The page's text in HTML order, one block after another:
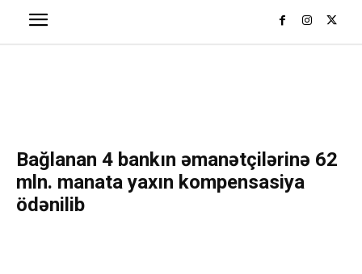
Bağlanan 4 bankın əmanətçilərinə 62
mln. manata yaxın kompensasiya
ödənilib